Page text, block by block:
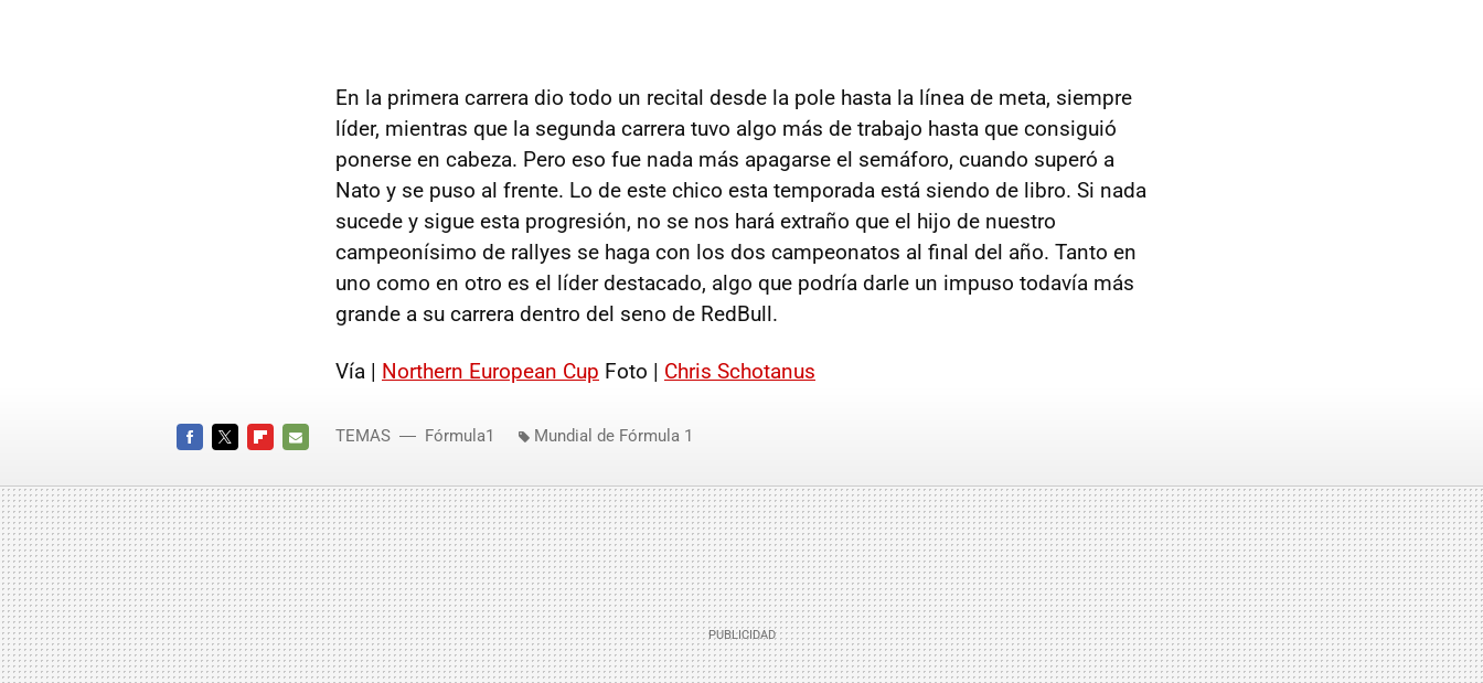
En la primera carrera dio todo un recital desde la pole hasta la línea de meta, siempre
líder, mientras que la segunda carrera tuvo algo más de trabajo hasta que consiguió
ponerse en cabeza. Pero eso fue nada más apagarse el semáforo, cuando superó a
Nato y se puso al frente. Lo de este chico esta temporada está siendo de libro. Si nada
sucede y sigue esta progresión, no se nos hará extraño que el hijo de nuestro
campeonísimo de rallyes se haga con los dos campeonatos al final del año. Tanto en
uno como en otro es el líder destacado, algo que podría darle un impuso todavía más
grande a su carrera dentro del seno de RedBull.
Vía | Northern European Cup Foto | Chris Schotanus
MAIL
TEMAS Fórmula1 Mundial de Fórmula 1